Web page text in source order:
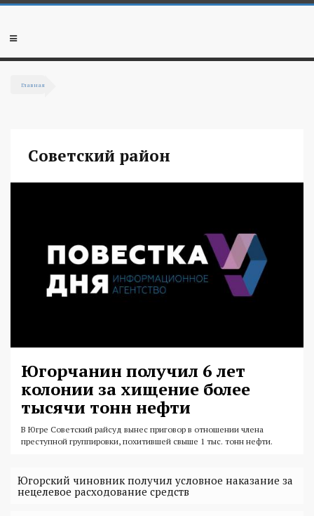
Перейти к основному содержанию
Мобильное
Главная
Советский район
Югорчанин получил 6 лет
колонии за хищение более
тысячи тонн нефти
В Югре Советский райсуд вынес приговор в отношении члена
преступной группировки, похитившей свыше 1 тыс. тонн нефти.
Югорский чиновник получил условное наказание за
нецелевое расходование средств